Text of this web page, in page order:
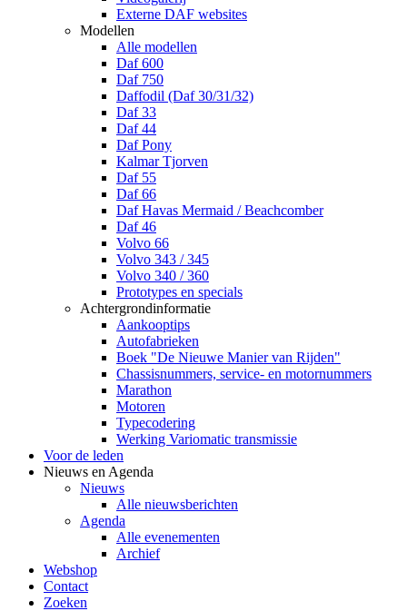
Externe DAF websites
Modellen
Alle modellen
Daf 600
Daf 750
Daffodil (Daf 30/31/32)
Daf 33
Daf 44
Daf Pony
Kalmar Tjorven
Daf 55
Daf 66
Daf Havas Mermaid / Beachcomber
Daf 46
Volvo 66
Volvo 343 / 345
Volvo 340 / 360
Prototypes en specials
Achtergrondinformatie
Aankooptips
Autofabrieken
Boek "De Nieuwe Manier van Rijden"
Chassisnummers, service- en motornummers
Marathon
Motoren
Typecodering
Werking Variomatic transmissie
Voor de leden
Nieuws en Agenda
Nieuws
Alle nieuwsberichten
Agenda
Alle evenementen
Archief
Webshop
Contact
Zoeken